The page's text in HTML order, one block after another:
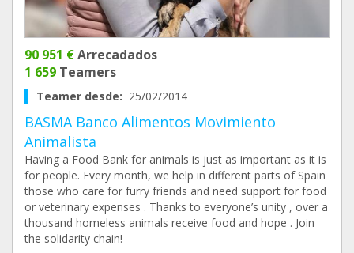
90 951 €Arrecadados
1 659 Teamers
Teamer desde: 25/02/2014
BASMA Banco Alimentos Movimiento
Animalista
Having a Food Bank for animals is just as important as it is
for people. Every month, we help in different parts of Spain
those who care for furry friends and need support for food
or veterinary expenses . Thanks to everyone’s unity , over a
thousand homeless animals receive food and hope . Join
the solidarity chain!